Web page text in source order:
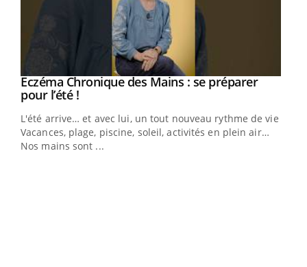
Youtube
Eczéma Chronique des Mains : se préparer
pour l’été !Youtube
L'été arrive… et avec lui, un tout nouveau rythme de vie !
Vacances, plage, piscine, soleil, activités en plein air…
Nos mains sont ...